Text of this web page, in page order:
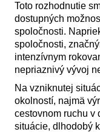
Toto rozhodnutie
dostupných
spoločnosti.
spoločnosti,
intenzívnym
nepriaznivý vývoj
Na vzniknutej
okolností, najmä
cestovnom ruchu v
situácie, dlhodobý